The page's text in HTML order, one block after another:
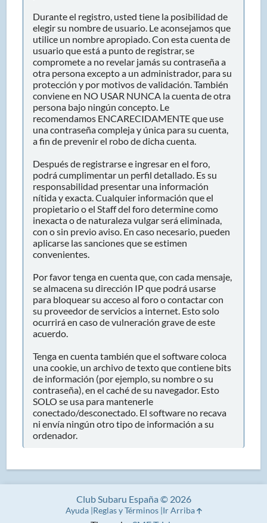
Durante el registro, usted tiene la posibilidad de
elegir su nombre de usuario. Le aconsejamos que
utilice un nombre apropiado. Con esta cuenta de
usuario que está a punto de registrar, se
compromete a no revelar jamás su contraseña a
otra persona excepto a un administrador, para su
protección y por motivos de validación. También
conviene en NO USAR NUNCA la cuenta de otra
persona bajo ningún concepto. Le
recomendamos ENCARECIDAMENTE que use
una contraseña compleja y única para su cuenta,
a fin de prevenir el robo de dicha cuenta.
Después de registrarse e ingresar en el foro,
podrá cumplimentar un perfil detallado. Es su
responsabilidad presentar una información
nítida y exacta. Cualquier información que el
propietario o el Staff del foro determine como
inexacta o de naturaleza vulgar será eliminada,
con o sin previo aviso. En caso necesario, pueden
aplicarse las sanciones que se estimen
convenientes.
Por favor tenga en cuenta que, con cada mensaje,
se almacena su dirección IP que podrá usarse
para bloquear su acceso al foro o contactar con
su proveedor de servicios a internet. Esto solo
ocurrirá en caso de vulneración grave de este
acuerdo.
Tenga en cuenta también que el software coloca
una cookie, un archivo de texto que contiene bits
de información (por ejemplo, su nombre o su
contraseña), en el caché de su navegador. Esto
SOLO se usa para mantenerle
conectado/desconectado. El software no recava
ni envía ningún otro tipo de información a su
ordenador.
Club Subaru España © 2026
Ayuda Reglas y Términos Ir Arriba